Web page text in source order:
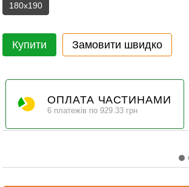
180x190
Купити Замовити швидко
ОПЛАТА ЧАСТИНАМИ
6 платежів по 929.33 грн